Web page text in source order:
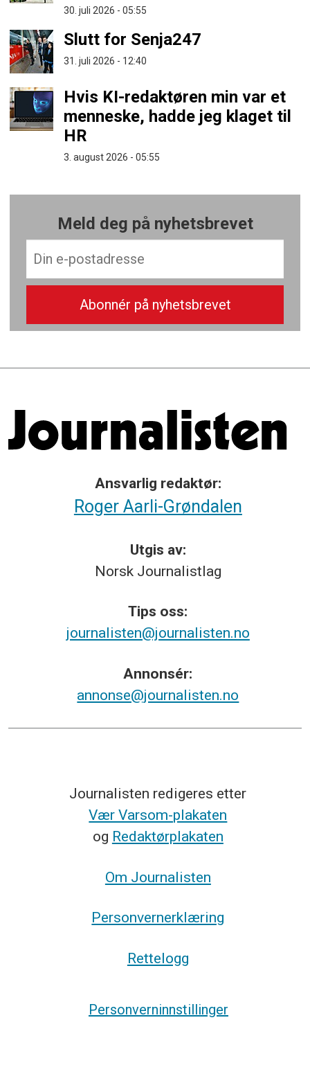
30. juli 2026 - 05:55
Slutt for Senja247
31. juli 2026 - 12:40
Hvis KI-redaktøren min var et
menneske, hadde jeg klaget til
HR
3. august 2026 - 05:55
Meld deg på nyhetsbrevet
Ansvarlig redaktør:
Roger Aarli-Grøndalen
Utgis av:
Norsk Journalistlag
Tips oss:
journalisten@journalisten.no
Annonsér:
annonse@journalisten.no
Journalisten redigeres etter
Vær Varsom-plakaten
og Redaktørplakaten
Om Journalisten
Personvernerklæring
Rettelogg
Personverninnstillinger